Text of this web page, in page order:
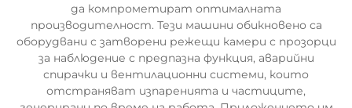
да компрометират оптималната
производителност. Тези машини обикновено са
оборудвани с затворени режещи камери с прозорци
за наблюдение с предпазна функция, аварийни
спирачки и вентилационни системи, които
отстраняват изпаренията и частиците,